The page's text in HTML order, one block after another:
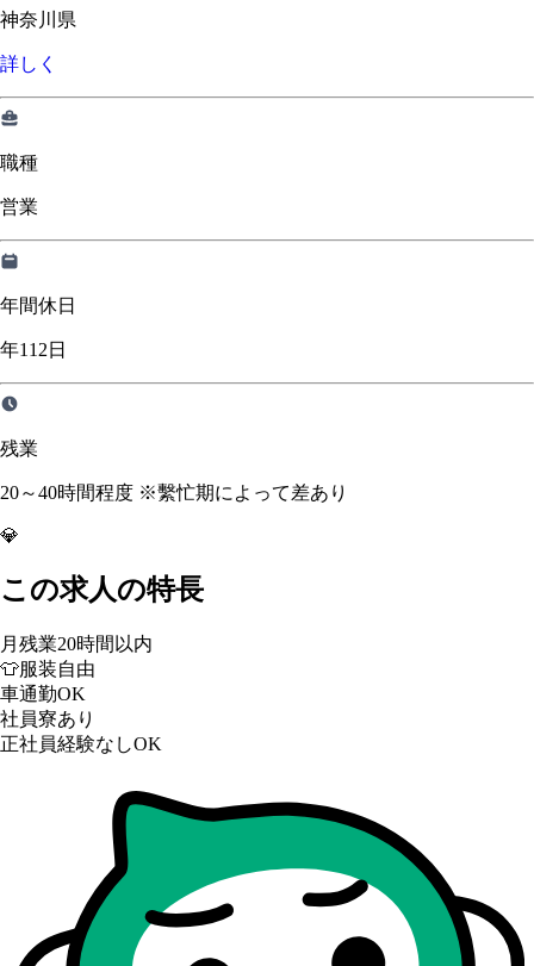
神奈川県
詳しく
職種
営業
年間休日
年112日
残業
20～40時間程度 ※繫忙期によって差あり
💎
この求人の特長
月残業20時間以内
👕服装自由
車通勤OK
社員寮あり
正社員経験なしOK